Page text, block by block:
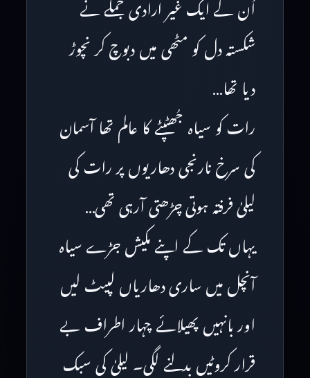
اُن کے ایک غیر ارادی جملے نے
شکستہ دل کو مٹھی میں دبوچ کر نچوڑ
دیا تھا…
رات کو سیاہ جُھٹپٹے کا عالم تھا آسمان
کی سرخ نارنجی دھاریوں پر رات کی
لیلیٰ فرفتہ ہوتی چڑھتی آرہی تھی…
یہاں تک کے اپنے مکیش جڑے سیاہ
آنچل میں ساری دھاریاں لپیٹ لیں
اور بانہیں پھیلائے چہار اطراف بے
قرار کروٹیں بدلنے لگی۔ لیلیٰ کی سبک